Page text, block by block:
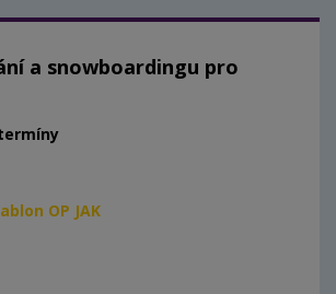
a snowboardingu pro
OP JAK